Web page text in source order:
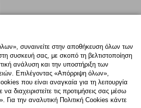
YoutubePinterestTwitter
συναινείτε στην αποθήκευση όλων των
συσκευή σας, με σκοπό τη βελτιστοποίηση
ανάλυση και την υποστήριξη των
Επιλέγοντας «Απόρριψη όλων»,
που είναι αναγκαία για τη λειτουργία
διαχειριστείτε τις προτιμήσεις σας μέσω
την αναλυτική Πολιτική Cookies κάντε